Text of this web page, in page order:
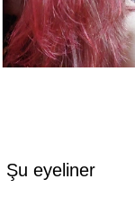
Şu eyeliner